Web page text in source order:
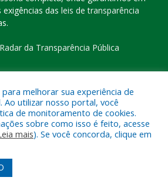
das leis de transparência
Radar da Transparência Pública
a Prefeitura Municipal de Eldorado
do Carajás
Acessar o Webmail
melhorar sua experiência de
Ao utilizar nosso portal, você
de monitoramento de cookies.
sobre como isso é feito, acesse
mais). Se você concorda, clique em